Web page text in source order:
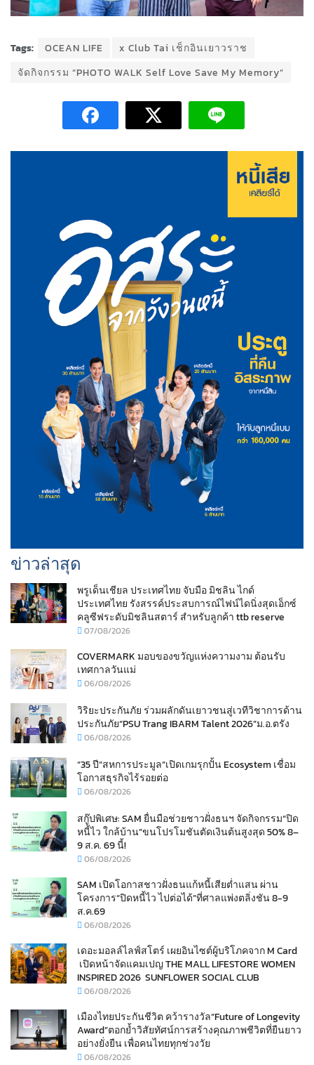
Tags: OCEAN LIFE
x Club Tai เช็กอินเยาวราช
จัดกิจกรรม “PHOTO WALK Self Love Save My Memory”
ข่าวล่าสุด
พรูเด็นเชียล ประเทศไทย จับมือ มิชลิน ไกด์
ประเทศไทย รังสรรค์ประสบการณ์ไฟน์ไดนิ่งสุดเอ็กซ์
คลูซีฟระดับมิชลินสตาร์ สำหรับลูกค้า ttb reserve
07/08/2026
COVERMARK มอบของขวัญแห่งความงาม ต้อนรับ
เทศกาลวันแม่
06/08/2026
วิริยะประกันภัย ร่วมผลักดันเยาวชนสู่เวทีวิชาการด้าน
ประกันภัย“PSU Trang IBARM Talent 2026”ม.อ.ตรัง
06/08/2026
“35 ปี“สหการประมูล”เปิดเกมรุกปั้น Ecosystem เชื่อม
โอกาสธุรกิจไร้รอยต่อ
06/08/2026
สกู๊ปพิเศษ: SAM ยื่นมือช่วยชาวฝั่งธนฯ จัดกิจกรรม“ปิด
หนี้ไว ใกล้บ้าน”ขนโปรโมชันตัดเงินต้นสูงสุด 50% 8–
9 ส.ค. 69 นี้!
06/08/2026
SAM เปิดโอกาสชาวฝั่งธนแก้หนี้เสียต่ำแสน ผ่าน
โครงการ“ปิดหนี้ไว ไปต่อได้”ที่ศาลแพ่งตลิ่งชัน 8-9
ส.ค.69
06/08/2026
เดอะมอลล์ไลฟ์สโตร์ เผยอินไซต์ผู้บริโภคจาก M Card
เปิดหน้าจัดแคมเปญ THE MALL LIFESTORE WOMEN
INSPIRED 2026 SUNFLOWER SOCIAL CLUB
06/08/2026
เมืองไทยประกันชีวิต คว้ารางวัล“Future of Longevity
Award”ตอกย้ำวิสัยทัศน์การสร้างคุณภาพชีวิตที่ยืนยาว
อย่างยั่งยืน เพื่อคนไทยทุกช่วงวัย
06/08/2026